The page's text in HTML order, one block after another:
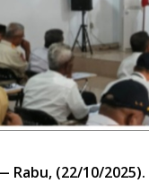
Rabu, (22/10/2025).